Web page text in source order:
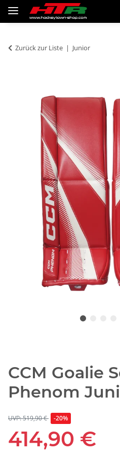
Zurück zur Liste Junior
CCM Goalie
Phenom
UVP: 519,90 € -20%
414,90 €